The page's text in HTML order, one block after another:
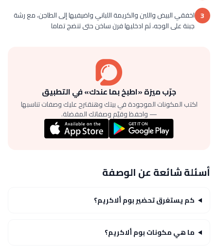
3 اخفقي البيض واللبن والكريمة اللباني واضيفيها إلى الطاجن، مع رشة
جبنة على الوجه، ثم ادخليها فرن ساخن حتى تنضج تماما
جرّب ميزة «اطبخ بما عندك» في التطبيق
اكتب المكونات الموجودة في بيتك وهنقترح عليك وصفات تناسبها
— واحفظ وقيّم وصفاتك المفضلة.
أسئلة شائعة عن الوصفة
كم يستغرق تحضير بوم ألاكريم؟
ما هي مكونات بوم ألاكريم؟